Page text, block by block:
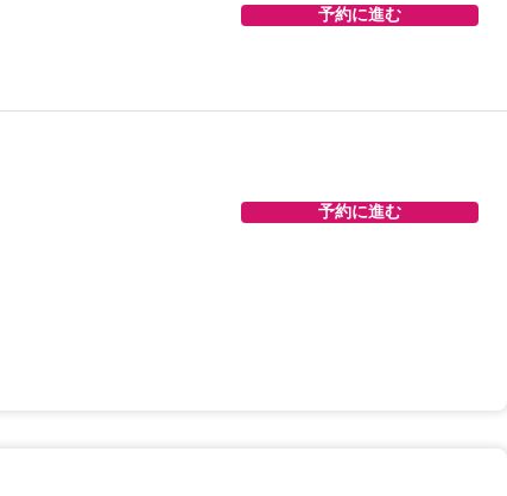
予約に進む
予約に進む